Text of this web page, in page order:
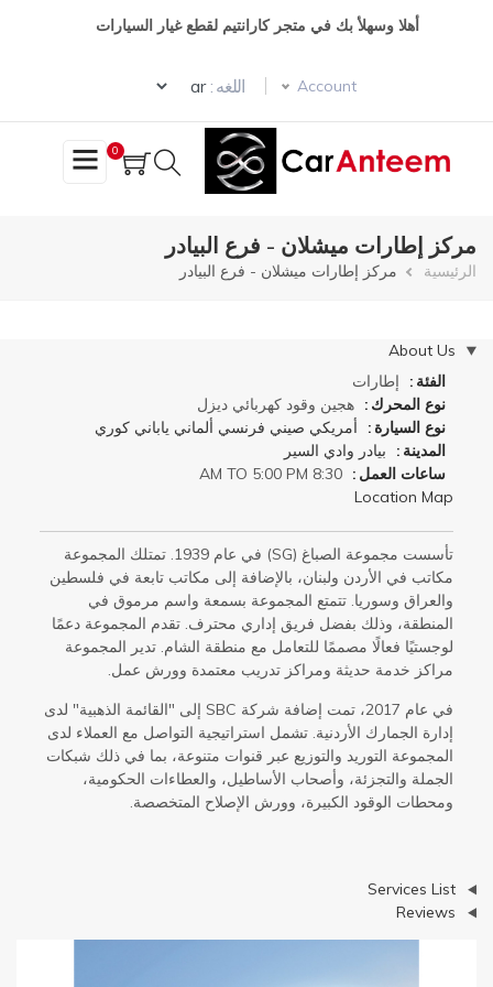
أهلا وسهلأ بك في متجر كارانتيم لقطع غيار السيارات
Account اللغه :
Select your language
0
مركز إطارات ميشلان - فرع البيادر
مسار
الرئيسية مركز إطارات ميشلان - فرع البيادر
إخفاء
About Us
الفئة
إطارات
نوع المحرك
هجين وقود كهربائي ديزل
نوع السيارة
أمريكي صيني فرنسي ألماني ياباني كوري
المدينة
بيادر وادي السير
ساعات العمل
8:30 AM TO 5:00 PM
Location Map
تأسست مجموعة الصباغ (SG) في عام 1939. تمتلك المجموعة
مكاتب في الأردن ولبنان، بالإضافة إلى مكاتب تابعة في فلسطين
والعراق وسوريا. تتمتع المجموعة بسمعة واسم مرموق في
المنطقة، وذلك بفضل فريق إداري محترف. تقدم المجموعة دعمًا
لوجستيًا فعالًا مصممًا للتعامل مع منطقة الشام. تدير المجموعة
مراكز خدمة حديثة ومراكز تدريب معتمدة وورش عمل.
في عام 2017، تمت إضافة شركة SBC إلى "القائمة الذهبية" لدى
إدارة الجمارك الأردنية. تشمل استراتيجية التواصل مع العملاء لدى
المجموعة التوريد والتوزيع عبر قنوات متنوعة، بما في ذلك شبكات
الجملة والتجزئة، وأصحاب الأساطيل، والعطاءات الحكومية،
ومحطات الوقود الكبيرة، وورش الإصلاح المتخصصة.
عرض
Services List
عرض
Reviews